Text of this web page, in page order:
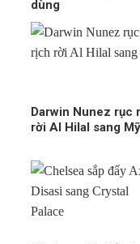
dùng
Darwin Nunez rục
rời Al Hilal sang Mỹ